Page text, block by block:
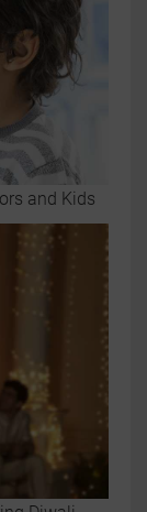
and Kids